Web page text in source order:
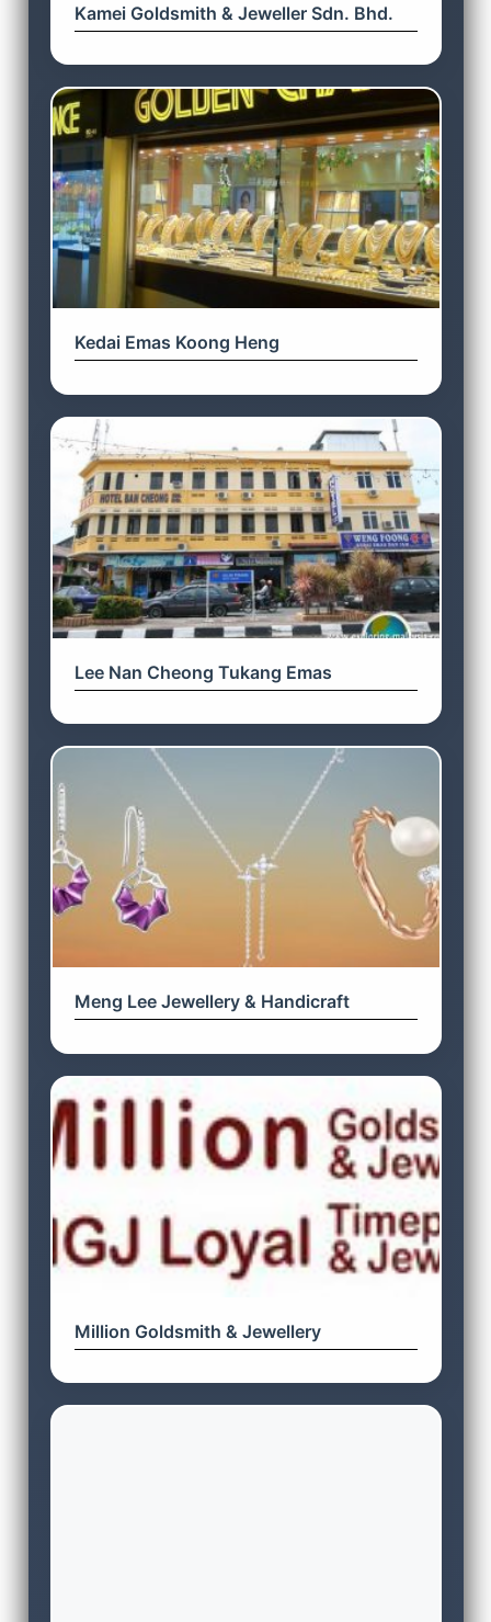
Kamei Goldsmith & Jeweller Sdn. Bhd.
Kedai Emas Koong Heng
Lee Nan Cheong Tukang Emas
Meng Lee Jewellery & Handicraft
Million Goldsmith & Jewellery